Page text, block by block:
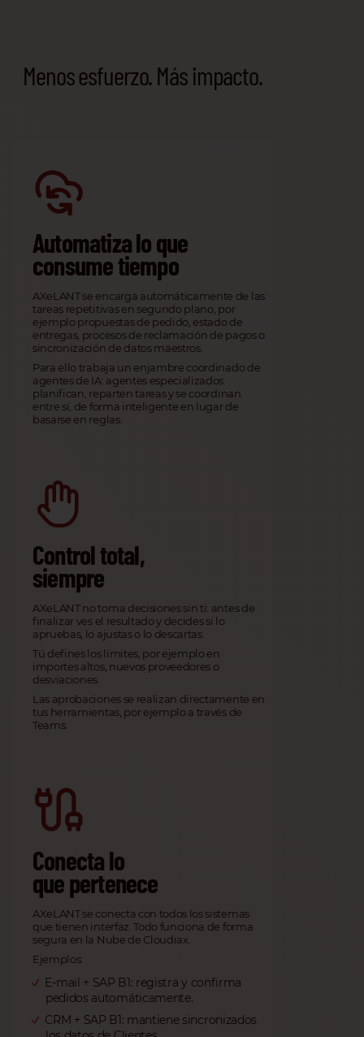
Menos esfuerzo. Más impacto.
Automatiza lo que
consume tiempo
AXeLANT se encarga automáticamente de las
tareas repetitivas en segundo plano, por
ejemplo propuestas de pedido, estado de
entregas, procesos de reclamación de pagos o
sincronización de datos maestros.
Para ello trabaja un enjambre coordinado de
agentes de IA: agentes especializados
planifican, reparten tareas y se coordinan
entre sí, de forma inteligente en lugar de
basarse en reglas.
Control total,
siempre
AXeLANT no toma decisiones sin ti: antes de
finalizar ves el resultado y decides si lo
apruebas, lo ajustas o lo descartas.
Tú defines los límites, por ejemplo en
importes altos, nuevos proveedores o
desviaciones.
Las aprobaciones se realizan directamente en
tus herramientas, por ejemplo a través de
Teams.
Conecta lo
que pertenece
AXeLANT se conecta con todos los sistemas
que tienen interfaz. Todo funciona de forma
segura en la Nube de Cloudiax.
Ejemplos:
E-mail + SAP B1: registra y confirma
pedidos automáticamente.
CRM + SAP B1: mantiene sincronizados